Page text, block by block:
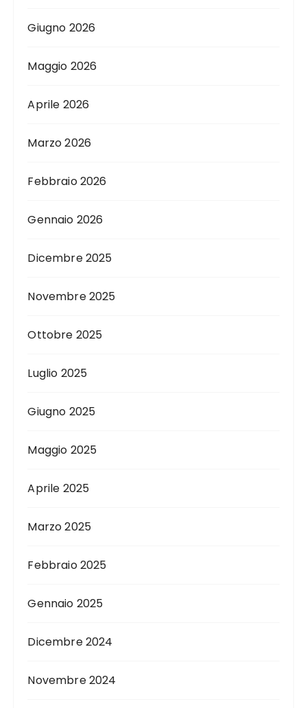
Giugno 2026
Maggio 2026
Aprile 2026
Marzo 2026
Febbraio 2026
Gennaio 2026
Dicembre 2025
Novembre 2025
Ottobre 2025
Luglio 2025
Giugno 2025
Maggio 2025
Aprile 2025
Marzo 2025
Febbraio 2025
Gennaio 2025
Dicembre 2024
Novembre 2024